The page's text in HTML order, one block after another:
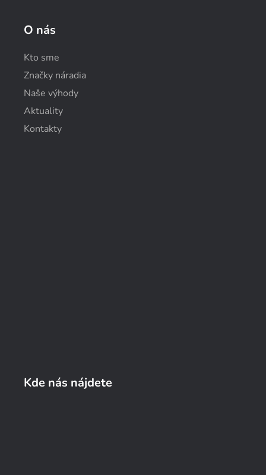
O nás
Kto sme
Značky náradia
Naše výhody
Aktuality
Kontakty
Kde nás nájdete